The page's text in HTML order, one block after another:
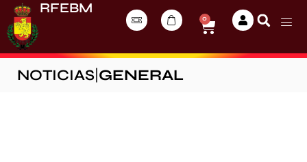
RFEBM
0
NOTICIAS GENERAL